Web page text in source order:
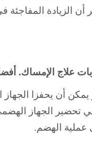
الزيادة
علاج الإمساك.
يمكن أن يحفزا
الوجبات بـ30 دقيقة – يساعد في
عملية الهضم.